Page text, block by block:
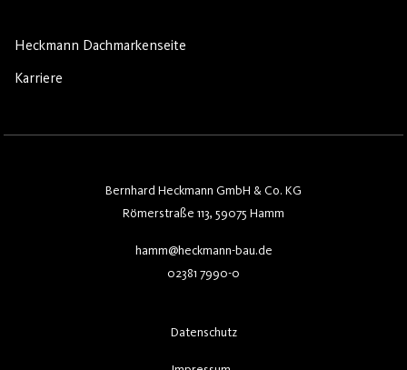
Heckmann Dachmarkenseite
Karriere
Bernhard Heckmann GmbH & Co. KG
Römerstraße 113, 59075 Hamm
hamm@heckmann-bau.de
02381 7990-0
Datenschutz